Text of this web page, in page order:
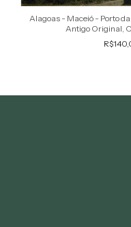
Alagoas - Maceió - Porto
Antigo Original,